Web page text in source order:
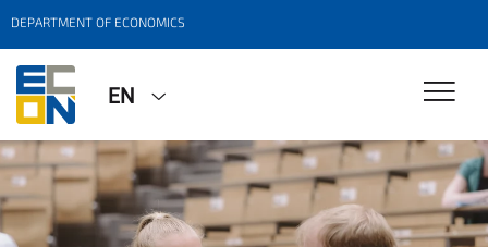
DEPARTMENT OF ECONOMICS
EN